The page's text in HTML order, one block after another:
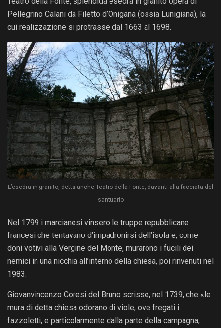
Pellegrino Calani da Filetto d’Onigana (ossia Lunigiana), la
cui realizzazione si protrasse dal 1663 al 1698.
L’esedra in granito, detta anche Teatro della Fonte, davanti alla facciata del
santuario
Nel 1799 i marcianesi vinsero le truppe repubblicane
francesi che tentavano d’impadronirsi dell’isola e, come
doni votivi alla Vergine del Monte, murarono i fucili dei
nemici in una nicchia all’interno della chiesa, poi rinvenuti nel
1983.
Giovanvincenzo Coresi del Bruno scrisse, nel 1739, che «le
mura di detta chiesa odorano di viole, ove fregati i
fazzoletti, e particolarmente dalla parte della campagna,